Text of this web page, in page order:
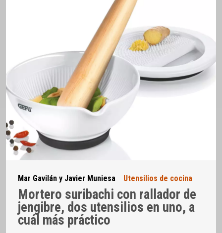
Mar Gavilán y Javier Muniesa Utensilios de cocina
Mortero suribachi con rallador de
jengibre, dos utensilios en uno, a
cuál más práctico